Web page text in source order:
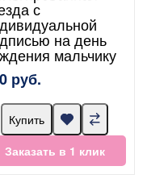
с
на день
мальчику
руб.
Купить
Заказать в 1 клик